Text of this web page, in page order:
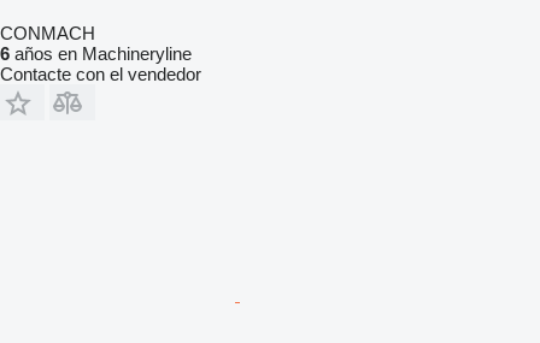
CONMACH
6 años en Machineryline
Contacte con el vendedor